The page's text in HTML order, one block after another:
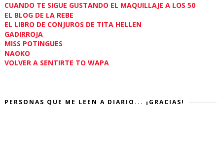
CUANDO TE SIGUE GUSTANDO EL MAQUILLAJE A LOS 50
EL BLOG DE LA REBE
EL LIBRO DE CONJUROS DE TITA HELLEN
GADIRROJA
MISS POTINGUES
NAOKO
VOLVER A SENTIRTE TO WAPA
PERSONAS QUE ME LEEN A DIARIO... ¡GRACIAS!